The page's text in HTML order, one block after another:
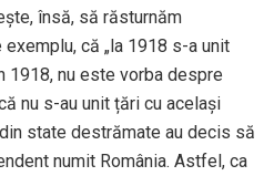
însă, să răsturnăm
că „la 1918 s-a unit
1918, nu este vorba despre
nu s-au unit țări cu același
state destrămate au decis să
numit România. Astfel, ca